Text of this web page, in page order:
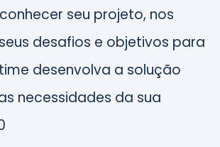
seu projeto, nos
desafios e objetivos para
desenvolva a solução
necessidades da sua